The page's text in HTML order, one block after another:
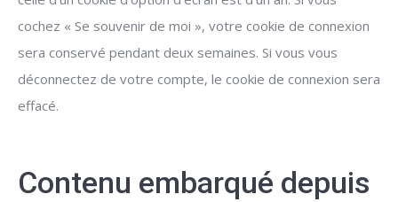
cochez « Se souvenir de moi », votre cookie de connexion
sera conservé pendant deux semaines. Si vous vous
déconnectez de votre compte, le cookie de connexion sera
effacé.
Contenu embarqué depuis